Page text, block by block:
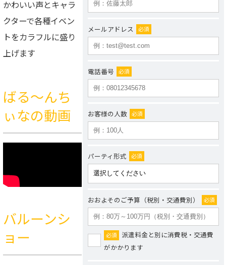
かわいい声とキャラ
クターで各種イベン
トをカラフルに盛り
上げます
ばる〜んち
ぃなの動画
バルーンシ
ョー
メールアドレス 必須
電話番号 必須
お客様の人数 必須
パーティ形式 必須
おおよそのご予算（税別・交通費別） 必須
必須
派遣料金と別に消費税・交通費
がかかります